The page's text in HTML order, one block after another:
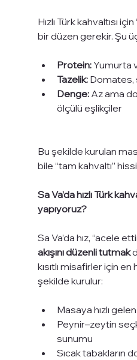
Hızlı Türk kahvaltısı
bir düzen gerekir. Şu
Protein: Yumurta
Tazelik: Domates,
Denge: Az ama
ölçülü eşlikçiler
Bu şekilde kurulan
bile “tam kahvaltı”
Sa Va’da hızlı Türk
yapıyoruz?
Sa Va’da hız, “acele
akışını düzenli tutmak
kısıtlı misafirler için en
şekilde kurulur:
Masaya hızlı
Peynir–zeytin
sunumu
Sıcak tabakların